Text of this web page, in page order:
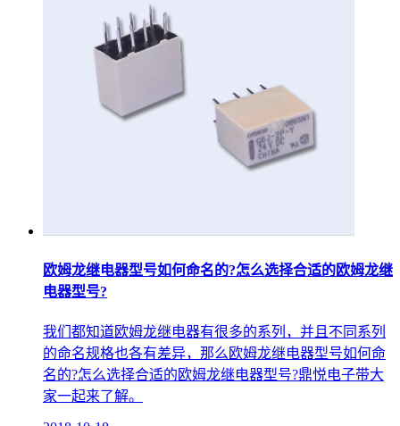
欧姆龙继电器型号如何命名的?怎么选择合适的欧姆龙继
电器型号?
我们都知道欧姆龙继电器有很多的系列，并且不同系列
的命名规格也各有差异，那么欧姆龙继电器型号如何命
名的?怎么选择合适的欧姆龙继电器型号?鼎悦电子带大
家一起来了解。